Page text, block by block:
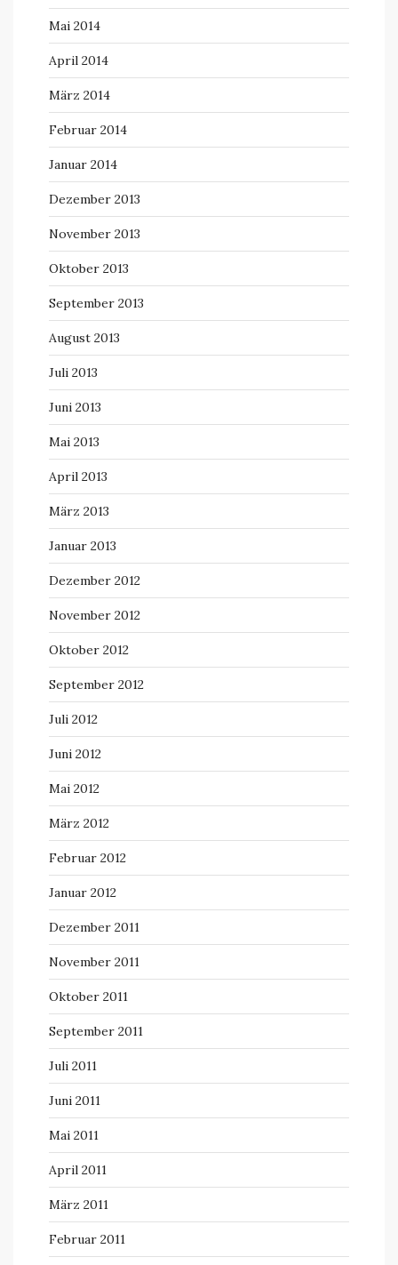
Mai 2014
April 2014
März 2014
Februar 2014
Januar 2014
Dezember 2013
November 2013
Oktober 2013
September 2013
August 2013
Juli 2013
Juni 2013
Mai 2013
April 2013
März 2013
Januar 2013
Dezember 2012
November 2012
Oktober 2012
September 2012
Juli 2012
Juni 2012
Mai 2012
März 2012
Februar 2012
Januar 2012
Dezember 2011
November 2011
Oktober 2011
September 2011
Juli 2011
Juni 2011
Mai 2011
April 2011
März 2011
Februar 2011